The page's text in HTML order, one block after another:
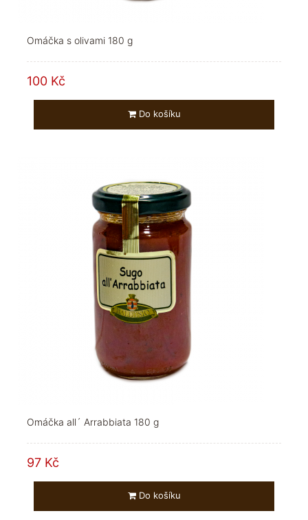
Omáčka s olivami 180 g
100 Kč
Do košíku
Omáčka all´ Arrabbiata 180 g
97 Kč
Do košíku